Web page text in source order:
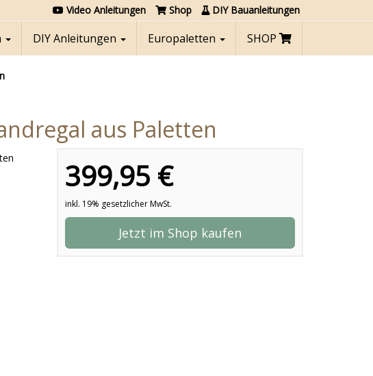
Video Anleitungen Shop DIY Bauanleitungen
DIY Anleitungen Europaletten SHOP
aus Paletten
399,95 €
inkl. 19% gesetzlicher MwSt.
Jetzt im Shop kaufen